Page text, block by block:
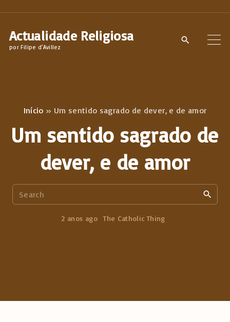
Actualidade Religiosa
por Filipe d'Avillez
Início » Um sentido sagrado de dever, e de amor
Um sentido sagrado de
dever, e de amor
e
2 anos ago The Catholic Thing